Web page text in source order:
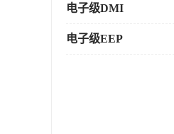
电子级DMI
电子级EEP